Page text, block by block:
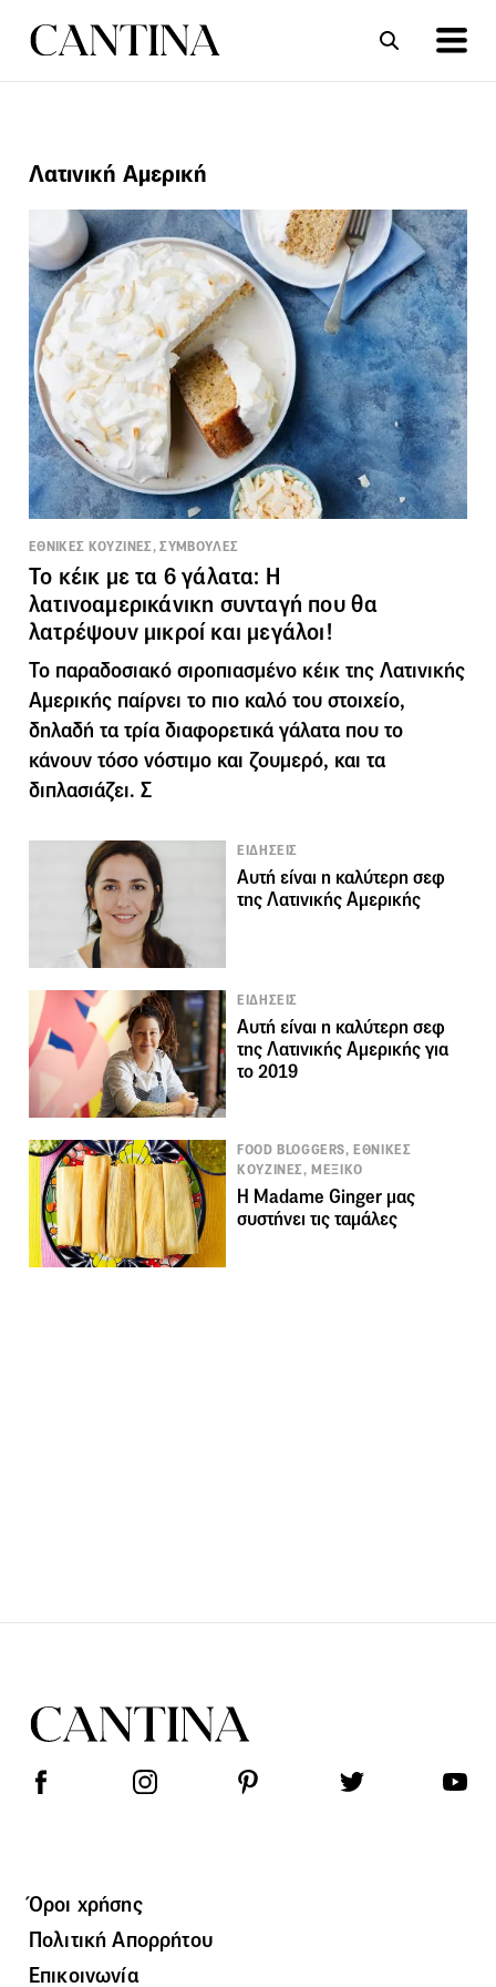
ΣΥΝΤΑΓΕΣ
Λατινική Αμερική
ΕΘΝΙΚΕΣ ΚΟΥΖΙΝΕΣ, ΣΥΜΒΟΥΛΕΣ
Το κέικ με τα 6 γάλατα: Η
λατινοαμερικάνικη συνταγή που θα
λατρέψουν μικροί και μεγάλοι!
Το παραδοσιακό σιροπιασμένο κέικ της Λατινικής
Αμερικής παίρνει το πιο καλό του στοιχείο,
δηλαδή τα τρία διαφορετικά γάλατα που το
κάνουν τόσο νόστιμο και ζουμερό, και τα
διπλασιάζει. Σ
ΕΙΔΗΣΕΙΣ
Αυτή είναι η καλύτερη σεφ
της Λατινικής Αμερικής
ΕΙΔΗΣΕΙΣ
Αυτή είναι η καλύτερη σεφ
της Λατινικής Αμερικής για
το 2019
FOOD BLOGGERS, ΕΘΝΙΚΕΣ
ΚΟΥΖΙΝΕΣ, ΜΕΞΙΚΟ
Η Madame Ginger μας
συστήνει τις ταμάλες
Όροι χρήσης
Πολιτική Απορρήτου
Επικοινωνία